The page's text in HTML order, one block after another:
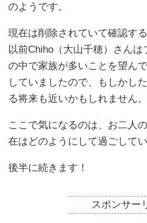
のようです。
現在は削除されていて確認す
以前Chiho（大山千穂）さん
の中で家族が多いことを望ん
していましたので、もしかし
る将来も近いかもしれません。
ここで気になるのは、お二人
在はどのようにして過ごして
後半に続きます！
スポンサー